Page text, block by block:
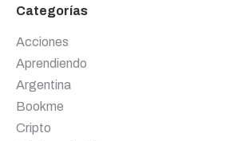
Categorías
Acciones
Aprendiendo
Argentina
Bookme
Cripto